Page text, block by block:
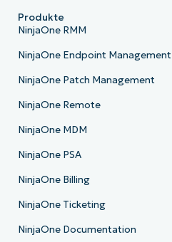
Produkte
NinjaOne RMM
NinjaOne Endpoint Management
NinjaOne Patch Management
NinjaOne Remote
NinjaOne MDM
NinjaOne PSA
NinjaOne Billing
NinjaOne Ticketing
NinjaOne Documentation